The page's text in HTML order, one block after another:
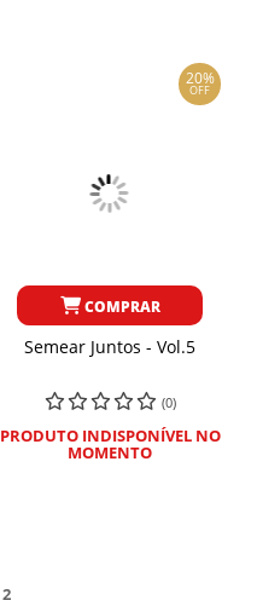
20%
OFF
COMPRAR
Semear Juntos - Vol.5
(0)
PRODUTO INDISPONÍVEL NO
MOMENTO
2